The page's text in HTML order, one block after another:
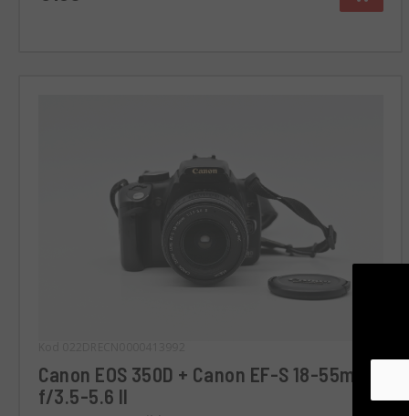
Canon EOS 350D + Canon EF-S 18-55mm
f/3.5-5.6 II